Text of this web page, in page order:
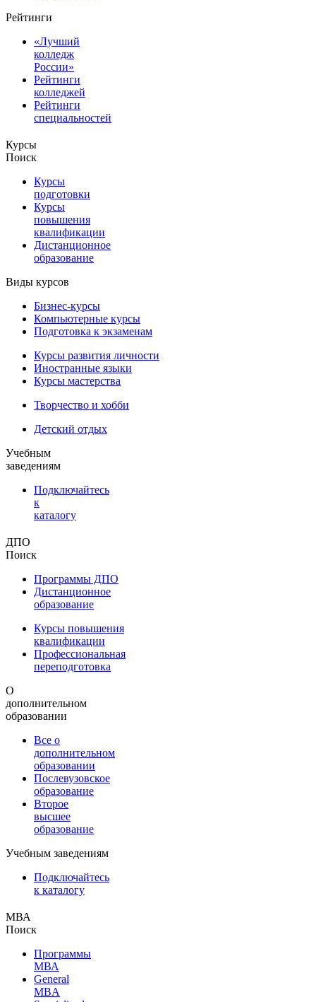
Рейтинги
«Лучший
колледж
России»
Рейтинги
колледжей
Рейтинги
специальностей
Курсы
Поиск
Курсы
подготовки
Курсы
повышения
квалификации
Дистанционное
образование
Виды курсов
Бизнес-курсы
Компьютерные курсы
Подготовка к экзаменам
Курсы развития личности
Иностранные языки
Курсы мастерства
Творчество и хобби
Детский отдых
Учебным
заведениям
Подключайтесь
к
каталогу
ДПО
Поиск
Программы ДПО
Дистанционное
образование
Курсы повышения
квалификации
Профессиональная
переподготовка
О
дополнительном
образовании
Все о
дополнительном
образовании
Послевузовское
образование
Второе
высшее
образование
Учебным заведениям
Подключайтесь
к каталогу
МВА
Поиск
Программы
МВА
General
MBA